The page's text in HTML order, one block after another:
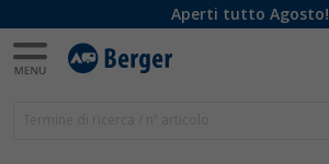
Aperti tutto Agosto!